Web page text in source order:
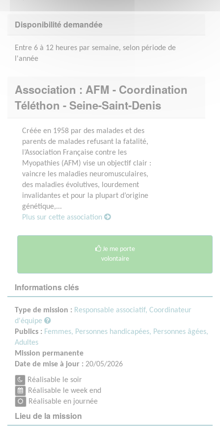
Disponibilité demandée
Entre 6 à 12 heures par semaine, selon période de
l'année
Association : AFM - Coordination
Téléthon - Seine-Saint-Denis
Créée en 1958 par des malades et des
parents de malades refusant la fatalité,
l’Association Française contre les
Myopathies (AFM) vise un objectif clair :
vaincre les maladies neuromusculaires,
des maladies évolutives, lourdement
invalidantes et pour la plupart d’origine
génétique,...
Plus sur cette association
Je me porte
volontaire
Informations clés
Type de mission : Responsable associatif, Coordinateur
d'équipe
Publics : Femmes, Personnes handicapées, Personnes âgées,
Adultes
Mission permanente
Date de mise à jour : 20/05/2026
Réalisable le soir
Réalisable le week end
Réalisable en journée
Lieu de la mission